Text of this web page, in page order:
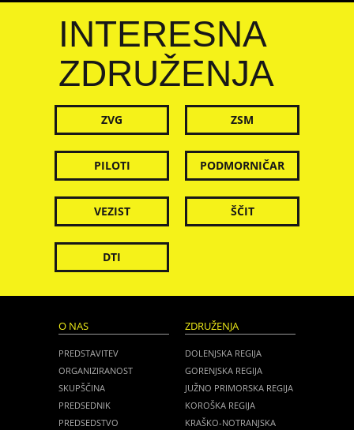
INTERESNA
ZDRUŽENJA
ZVG ZSM
PILOTI PODMORNIČAR
VEZIST ŠČIT
DTI
O NAS
PREDSTAVITEV
ORGANIZIRANOST
SKUPŠČINA
PREDSEDNIK
PREDSEDSTVO
ZDRUŽENJA
DOLENJSKA REGIJA
GORENJSKA REGIJA
JUŽNO PRIMORSKA REGIJA
KOROŠKA REGIJA
KRAŠKO-NOTRANJSKA